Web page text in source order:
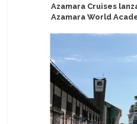
Azamara Cruises
Azamara World